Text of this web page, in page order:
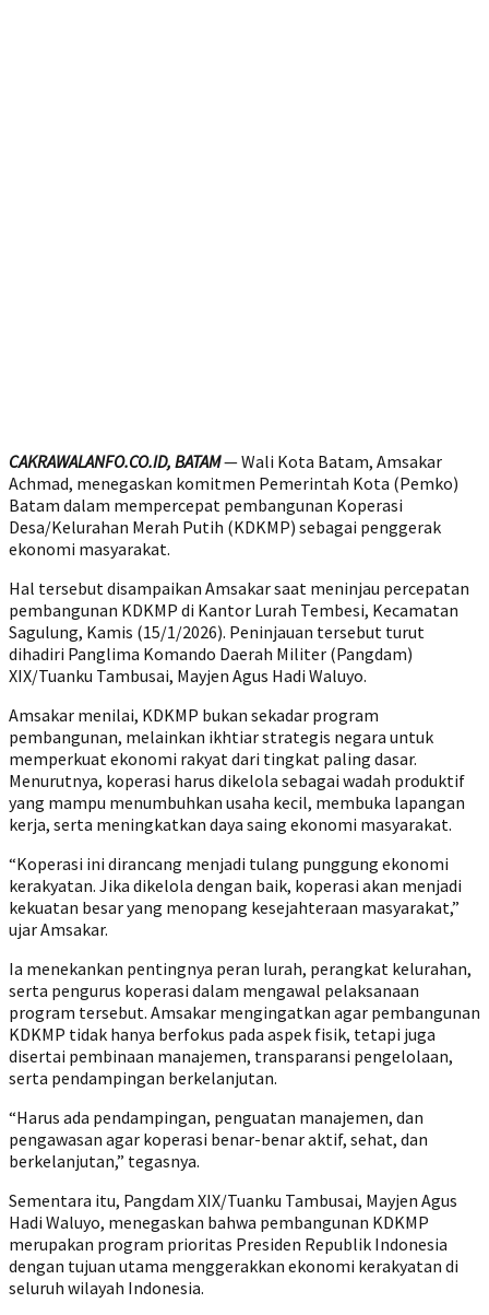
CAKRAWALANFO.CO.ID, BATAM— Wali Kota Batam, Amsakar
Achmad, menegaskan komitmen Pemerintah Kota (Pemko)
Batam dalam mempercepat pembangunan Koperasi
Desa/Kelurahan Merah Putih (KDKMP) sebagai penggerak
ekonomi masyarakat.
Hal tersebut disampaikan Amsakar saat meninjau percepatan
pembangunan KDKMP di Kantor Lurah Tembesi, Kecamatan
Sagulung, Kamis (15/1/2026). Peninjauan tersebut turut
dihadiri Panglima Komando Daerah Militer (Pangdam)
XIX/Tuanku Tambusai, Mayjen Agus Hadi Waluyo.
Amsakar menilai, KDKMP bukan sekadar program
pembangunan, melainkan ikhtiar strategis negara untuk
memperkuat ekonomi rakyat dari tingkat paling dasar.
Menurutnya, koperasi harus dikelola sebagai wadah produktif
yang mampu menumbuhkan usaha kecil, membuka lapangan
kerja, serta meningkatkan daya saing ekonomi masyarakat.
“Koperasi ini dirancang menjadi tulang punggung ekonomi
kerakyatan. Jika dikelola dengan baik, koperasi akan menjadi
kekuatan besar yang menopang kesejahteraan masyarakat,”
ujar Amsakar.
Ia menekankan pentingnya peran lurah, perangkat kelurahan,
serta pengurus koperasi dalam mengawal pelaksanaan
program tersebut. Amsakar mengingatkan agar pembangunan
KDKMP tidak hanya berfokus pada aspek fisik, tetapi juga
disertai pembinaan manajemen, transparansi pengelolaan,
serta pendampingan berkelanjutan.
“Harus ada pendampingan, penguatan manajemen, dan
pengawasan agar koperasi benar-benar aktif, sehat, dan
berkelanjutan,” tegasnya.
Sementara itu, Pangdam XIX/Tuanku Tambusai, Mayjen Agus
Hadi Waluyo, menegaskan bahwa pembangunan KDKMP
merupakan program prioritas Presiden Republik Indonesia
dengan tujuan utama menggerakkan ekonomi kerakyatan di
seluruh wilayah Indonesia.